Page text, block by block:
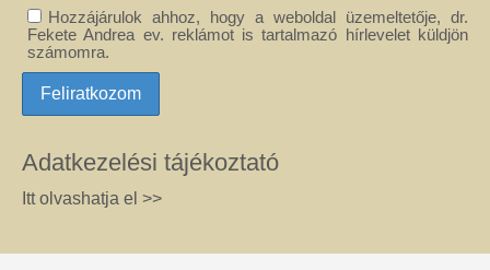
Hozzájárulok ahhoz, hogy a weboldal üzemeltetője, dr.
Fekete Andrea ev. reklámot is tartalmazó hírlevelet küldjön
számomra.
Adatkezelési tájékoztató
Itt olvashatja el >>